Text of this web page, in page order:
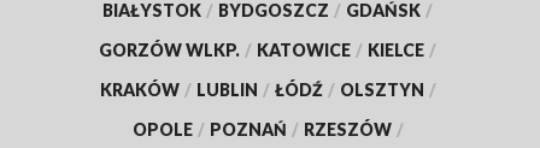
BIAŁYSTOK / BYDGOSZCZ / GDAŃSK /
GORZÓW WLKP. / KATOWICE / KIELCE /
KRAKÓW / LUBLIN / ŁÓDŹ / OLSZTYN /
OPOLE / POZNAŃ / RZESZÓW /